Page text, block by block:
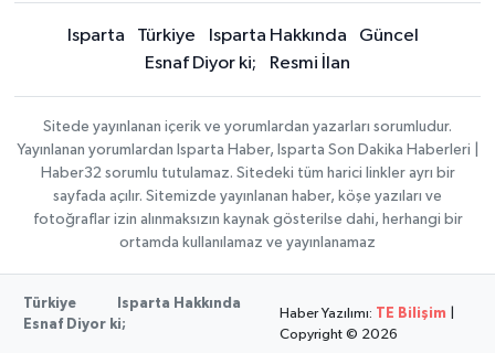
Isparta Türkiye Isparta Hakkında
Güncel
Esnaf Diyor ki;
Resmi İlan
Sitede yayınlanan içerik ve yorumlardan yazarları sorumludur.
Yayınlanan yorumlardan Isparta Haber, Isparta Son Dakika Haberleri |
Haber32 sorumlu tutulamaz. Sitedeki tüm harici linkler ayrı bir
sayfada açılır. Sitemizde yayınlanan haber, köşe yazıları ve
fotoğraflar izin alınmaksızın kaynak gösterilse dahi, herhangi bir
ortamda kullanılamaz ve yayınlanamaz
Türkiye
Isparta Hakkında
Esnaf Diyor ki;
Haber Yazılımı: TE Bilişim
Copyright © 2026